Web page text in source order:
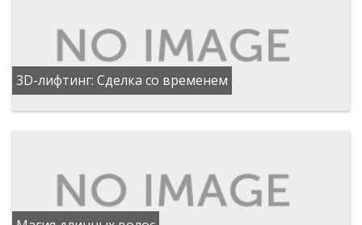
3D-лифтинг: Сделка со временем